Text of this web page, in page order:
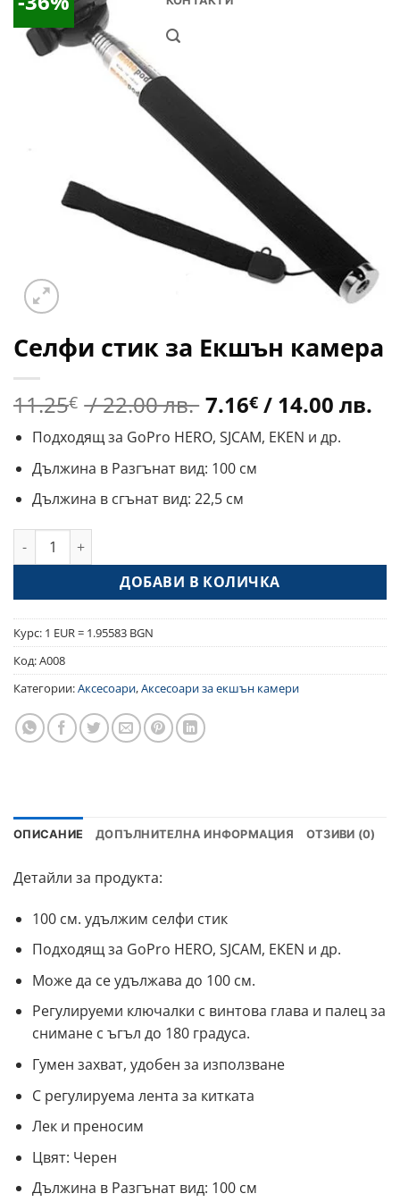
Селфи стик за Екшън камера
11.25€ / 22.00 лв. Original
price
was:
11.25€
/
22.00 лв..
7.16€ / 14.00 лв.
Подходящ за GoPro HERO, SJCAM, EKEN и др.
Дължина в Разгънат вид: 100 см
Дължина в сгънат вид: 22,5 см
количество за Селфи стик за Екшън камера
ДОБАВИ В КОЛИЧКА
Курс: 1 EUR = 1.95583 BGN
Код:A008
Категории:Аксесоари,Аксесоари за екшън камери
ОПИСАНИЕ ДОПЪЛНИТЕЛНА ИНФОРМАЦИЯ ОТЗИВИ (0)
Детайли за продукта:
100 см. удължим селфи стик
Подходящ за GoPro HERO, SJCAM, EKEN и др.
Може да се удължава до 100 см.
Регулируеми ключалки с винтова глава и палец за
снимане с ъгъл до 180 градуса.
Гумен захват, удобен за използване
С регулируема лента за китката
Лек и преносим
Цвят: Черен
Дължина в Разгънат вид: 100 см